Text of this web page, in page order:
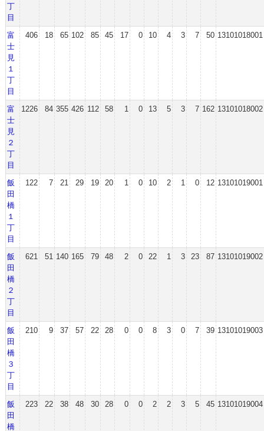
丁
目
富
士
見
１
丁
目
406 18 65 102 85 45 17 0 10 4 3 7 50 13101018001
富
士
見
２
丁
目
1226 84 355 426 112 58 1 0 13 5 3 7 162 13101018002
飯
田
橋
１
丁
目
122 7 21 29 19 20 1 0 10 2 1 0 12 13101019001
飯
田
橋
２
丁
目
621 51 140 165 79 48 2 0 22 1 3 23 87 13101019002
飯
田
橋
３
丁
目
210 9 37 57 22 28 0 0 8 3 0 7 39 13101019003
飯
田
橋
223 22 38 48 30 28 0 0 2 2 3 5 45 13101019004